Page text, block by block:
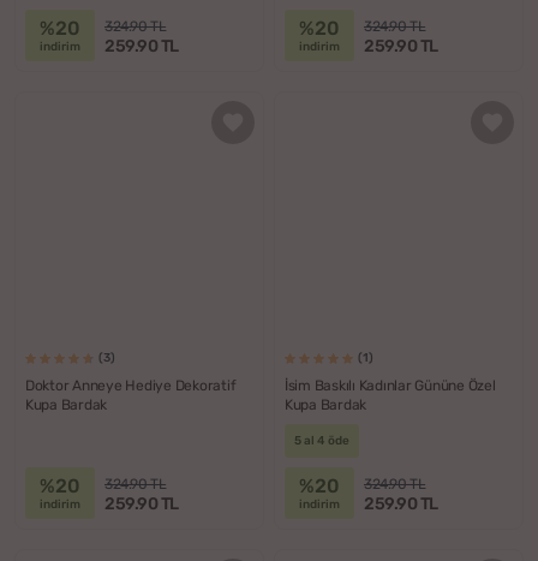
%20
indirim
324.90 TL
259.90 TL
%20
indirim
324.90 TL
259.90 TL
(3)
Doktor Anneye Hediye Dekoratif
Kupa Bardak
%20
indirim
324.90 TL
259.90 TL
(1)
İsim Baskılı Kadınlar Gününe Özel
Kupa Bardak
5 al 4 öde
%20
indirim
324.90 TL
259.90 TL